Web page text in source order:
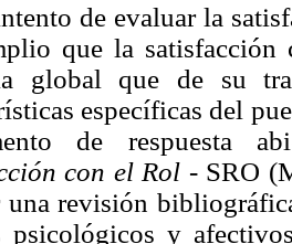
de evaluar la
que la
global que de su
específicas del
de respuesta
con el Rol - SRO
una revisión
psicológicos y